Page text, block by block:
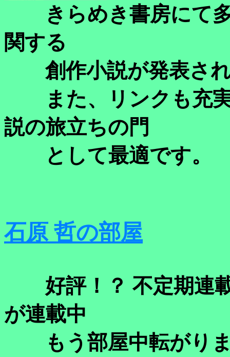
きらめき書房にて多
関する
創作小説が発表され
また、リンクも充実
説の旅立ちの門
として最適です。
石原 哲の部屋
好評！？ 不定期連載
が連載中
もう部屋中転がりま